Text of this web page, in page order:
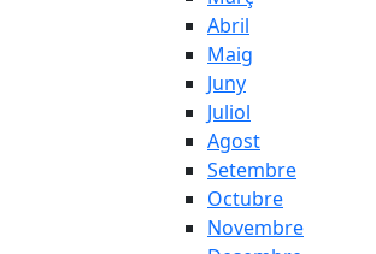
Abril
Maig
Juny
Juliol
Agost
Setembre
Octubre
Novembre